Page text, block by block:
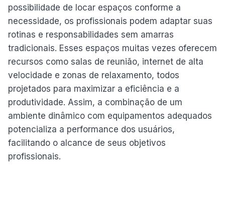
possibilidade de locar espaços conforme a
necessidade, os profissionais podem adaptar suas
rotinas e responsabilidades sem amarras
tradicionais. Esses espaços muitas vezes oferecem
recursos como salas de reunião, internet de alta
velocidade e zonas de relaxamento, todos
projetados para maximizar a eficiência e a
produtividade. Assim, a combinação de um
ambiente dinâmico com equipamentos adequados
potencializa a performance dos usuários,
facilitando o alcance de seus objetivos
profissionais.